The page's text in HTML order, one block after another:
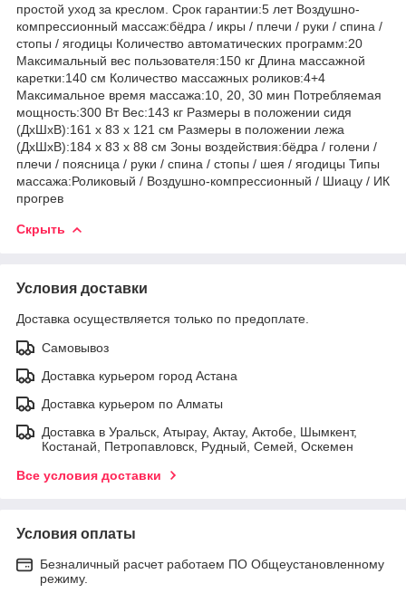
простой уход за креслом. Срок гарантии:5 лет Воздушно-
компрессионный массаж:бёдра / икры / плечи / руки / спина /
стопы / ягодицы Количество автоматических программ:20
Максимальный вес пользователя:150 кг Длина массажной
каретки:140 см Количество массажных роликов:4+4
Максимальное время массажа:10, 20, 30 мин Потребляемая
мощность:300 Вт Вес:143 кг Размеры в положении сидя
(ДхШхВ):161 x 83 x 121 см Размеры в положении лежа
(ДхШхВ):184 x 83 x 88 см Зоны воздействия:бёдра / голени /
плечи / поясница / руки / спина / стопы / шея / ягодицы Типы
массажа:Роликовый / Воздушно-компрессионный / Шиацу / ИК
прогрев
Скрыть
Условия доставки
Доставка осуществляется только по предоплате.
Самовывоз
Доставка курьером город Астана
Доставка курьером по Алматы
Доставка в Уральск, Атырау, Актау, Актобе, Шымкент,
Костанай, Петропавловск, Рудный, Семей, Оскемен
Все условия доставки
Условия оплаты
Безналичный расчет работаем ПО Общеустановленному
режиму.